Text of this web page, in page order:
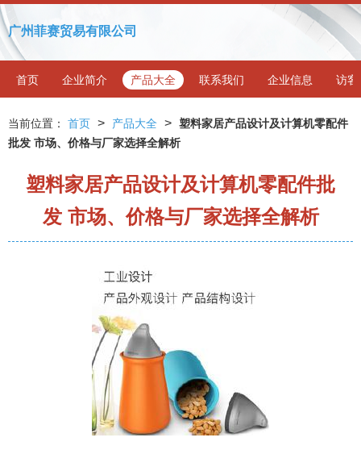
广州菲赛贸易有限公司
首页 企业简介 产品大全 联系我们 企业信息 访客
当前位置： 首页 > 产品大全 > 塑料家居产品设计及计算机零配件
批发 市场、价格与厂家选择全解析
塑料家居产品设计及计算机零配件批
发 市场、价格与厂家选择全解析